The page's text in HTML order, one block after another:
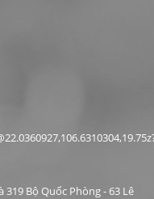
319 Bộ Quốc Phòng - 63 Lê